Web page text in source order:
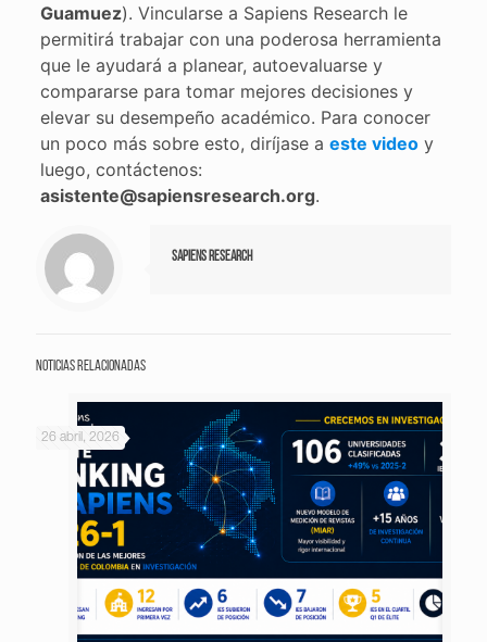
Guamuez). Vincularse a Sapiens Research le
permitirá trabajar con una poderosa herramienta
que le ayudará a planear, autoevaluarse y
compararse para tomar mejores decisiones y
elevar su desempeño académico. Para conocer
un poco más sobre esto, diríjase a este videoy
luego, contáctenos:
asistente@sapiensresearch.org.
Sapiens Research
Noticias relacionadas
26 abril, 2026